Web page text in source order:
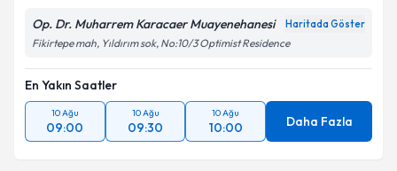
Op. Dr. Muharrem Karacaer Muayenehanesi Haritada Göster
Fikirtepe mah, Yıldırım sok, No:10/3 Optimist Residence
En Yakın Saatler
10 Ağu
09:00
10 Ağu
09:30
10 Ağu
10:00 Daha Fazla